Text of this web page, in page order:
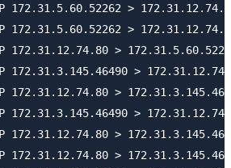
172.31.5.60.52262 >
172.31.5.60.52262 >
172.31.12.74.80 >
172.31.3.145.46490 >
172.31.12.74.80 >
172.31.3.145.46490 >
172.31.12.74.80 >
172.31.12.74.80 >